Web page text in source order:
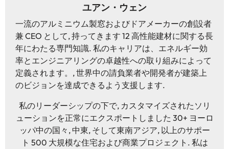
ユアン・ウェン
一流のアルミニウム製窓およびドアメーカーの創設者
兼 CEO として, 持ってきます 12 高性能建材に関する長
年にわたる専門知識. 私のキャリアは、エネルギー効
率とエンジニアリングの卓越性への取り組みによって
定義されます。, 世界中の請負業者や開発者が建築上
のビジョンを達成できるよう支援します.
私のリーダーシップの下で, カスタマイズされたソリ
ューションを正常にエクスポートしました 30+ ヨーロ
ッパ中の国々, 中東, そして東南アジア, 以上のサポー
ト 500 大規模な住宅および商業プロジェクト. 私は